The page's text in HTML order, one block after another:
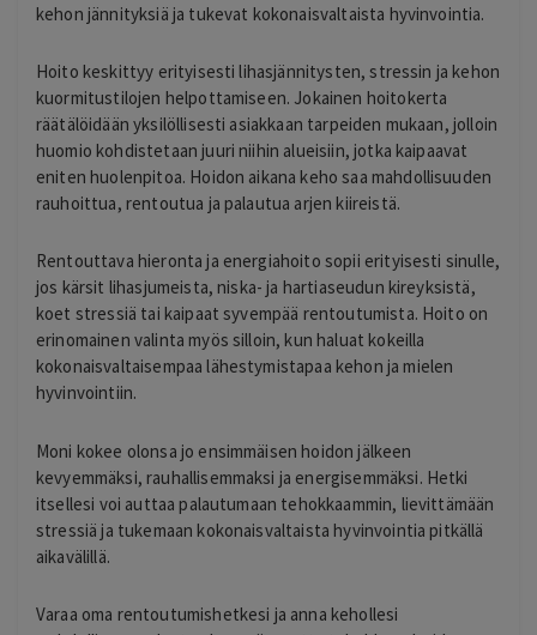
kehon jännityksiä ja tukevat kokonaisvaltaista hyvinvointia.
Hoito keskittyy erityisesti lihasjännitysten, stressin ja kehon
kuormitustilojen helpottamiseen. Jokainen hoitokerta
räätälöidään yksilöllisesti asiakkaan tarpeiden mukaan, jolloin
huomio kohdistetaan juuri niihin alueisiin, jotka kaipaavat
eniten huolenpitoa. Hoidon aikana keho saa mahdollisuuden
rauhoittua, rentoutua ja palautua arjen kiireistä.
Rentouttava hieronta ja energiahoito sopii erityisesti sinulle,
jos kärsit lihasjumeista, niska- ja hartiaseudun kireyksistä,
koet stressiä tai kaipaat syvempää rentoutumista. Hoito on
erinomainen valinta myös silloin, kun haluat kokeilla
kokonaisvaltaisempaa lähestymistapaa kehon ja mielen
hyvinvointiin.
Moni kokee olonsa jo ensimmäisen hoidon jälkeen
kevyemmäksi, rauhallisemmaksi ja energisemmäksi. Hetki
itsellesi voi auttaa palautumaan tehokkaammin, lievittämään
stressiä ja tukemaan kokonaisvaltaista hyvinvointia pitkällä
aikavälillä.
Varaa oma rentoutumishetkesi ja anna kehollesi